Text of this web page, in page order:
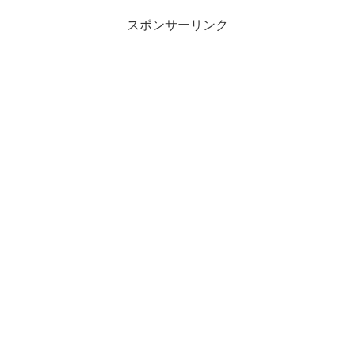
スポンサーリンク